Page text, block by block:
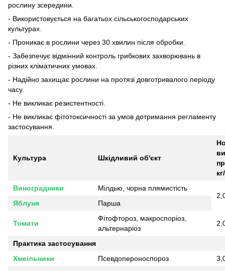
рослину зсередини.
- Використовується на багатьох сільськогосподарських
культурах.
- Проникає в рослини через 30 хвилин після обробки.
- Забезпечує відмінний контроль грибкових захворювань в
різних кліматичних умовах.
- Надійно захищає рослини на протязі довготривалого періоду
часу.
- Не викликає резистентності.
- Не викликає фітотоксичності за умов дотримання регламенту
застосування.
Культура Шкідливий об'єкт
Виноградники
Мілдью, чорна плямистість
Яблуня
Парша
Томати
Фітофтороз, макроспоріоз,
альтернаріоз
Практика застосування
Хмеільники
Псевдопероноспороз